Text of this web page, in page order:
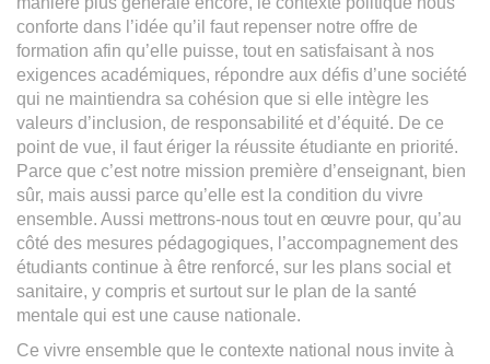
conforte dans l’idée qu’il faut repenser notre offre de
formation afin qu’elle puisse, tout en satisfaisant à nos
exigences académiques, répondre aux défis d’une société
qui ne maintiendra sa cohésion que si elle intègre les
valeurs d’inclusion, de responsabilité et d’équité. De ce
point de vue, il faut ériger la réussite étudiante en priorité.
Parce que c’est notre mission première d’enseignant, bien
sûr, mais aussi parce qu’elle est la condition du vivre
ensemble. Aussi mettrons-nous tout en œuvre pour, qu’au
côté des mesures pédagogiques, l’accompagnement des
étudiants continue à être renforcé, sur les plans social et
sanitaire, y compris et surtout sur le plan de la santé
mentale qui est une cause nationale.
Ce vivre ensemble que le contexte national nous invite à